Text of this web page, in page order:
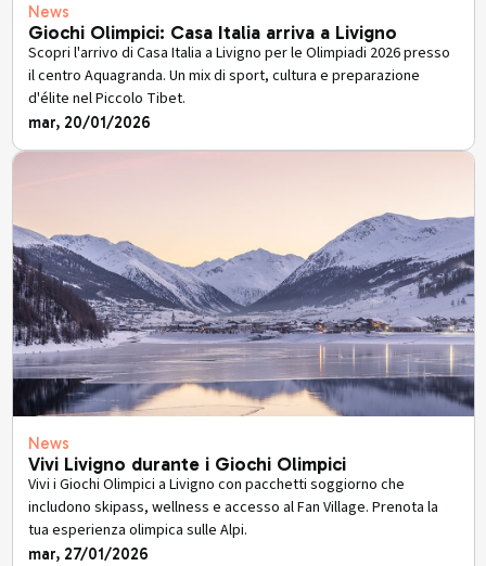
News
Giochi Olimpici: Casa Italia arriva a Livigno
Scopri l'arrivo di Casa Italia a Livigno per le Olimpiadi 2026 presso
il centro Aquagranda. Un mix di sport, cultura e preparazione
d'élite nel Piccolo Tibet.
mar, 20/01/2026
News
Vivi Livigno durante i Giochi Olimpici
Vivi i Giochi Olimpici a Livigno con pacchetti soggiorno che
includono skipass, wellness e accesso al Fan Village. Prenota la
tua esperienza olimpica sulle Alpi.
mar, 27/01/2026